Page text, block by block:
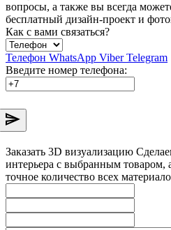
вопросы, а также вы всегда
бесплатный дизайн-проект и
Как с вами связаться?
Телефон WhatsApp ViberTelegram
Введите номер телефона:
Заказать 3D визуализацию
интерьера с выбранным товаром,
точное количество всех